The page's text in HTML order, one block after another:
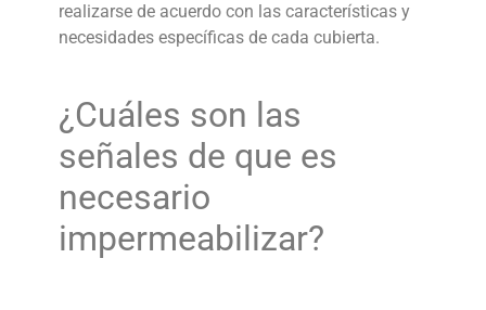
realizarse de acuerdo con las características y
necesidades específicas de cada cubierta.
¿Cuáles son las
señales de que es
necesario
impermeabilizar?